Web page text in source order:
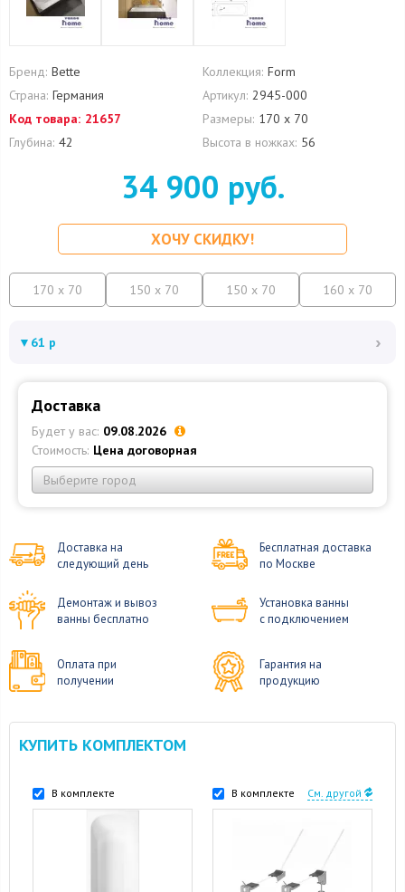
Бренд: Bette Коллекция: Form
Страна: Германия Артикул: 2945-000
Код товара: 21657 Размеры: 170 х 70
Глубина: 42 Высота в ножках: 56
34 900 руб.
ХОЧУ СКИДКУ!
170 x 70 150 x 70 150 x 70 160 x 70
▼ 61 р ›
Доставка
Будет у вас: 09.08.2026
Стоимость: Цена договорная
Выберите город
Доставка на
следующий день
Бесплатная доставка
по Москве
Демонтаж и вывоз
ванны бесплатно
Установка ванны
с подключением
Оплата при
получении
Гарантия на
продукцию
КУПИТЬ КОМПЛЕКТОМ
В комплекте В комплекте См. другой